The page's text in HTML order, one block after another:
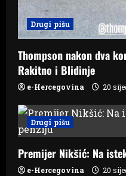
Drugi pišu
Thompson nakon dva
Rakitno i Blidinje
e-Hercegovina 20
Drugi pišu
Premijer Nikšić: Na
e-Hercegovina 20